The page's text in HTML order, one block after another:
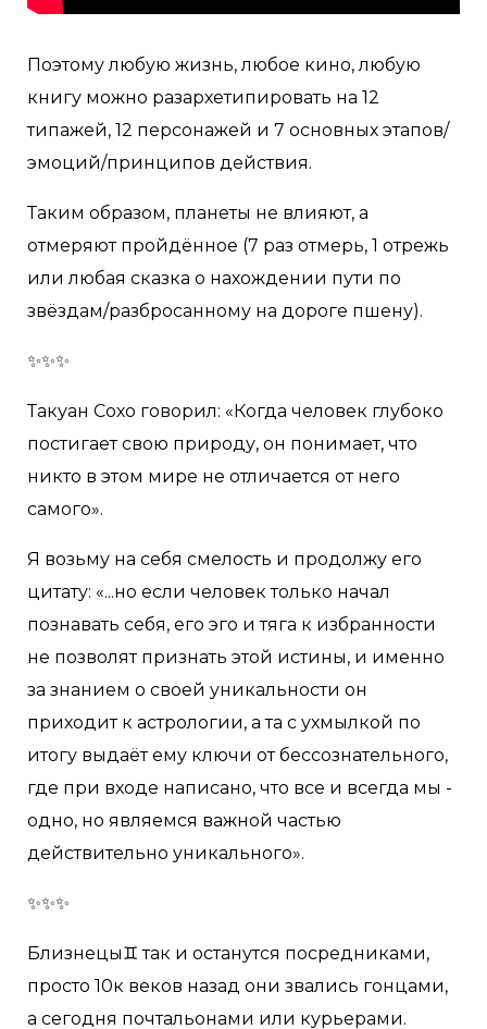
Поэтому любую жизнь, любое кино, любую
книгу можно разархетипировать на 12
типажей, 12 персонажей и 7 основных этапов/
эмоций/принципов действия.
Таким образом, планеты не влияют, а
отмеряют пройдённое (7 раз отмерь, 1 отрежь
или любая сказка о нахождении пути по
звёздам/разбросанному на дороге пшену).
✨✨✨
Такуан Сохо говорил: «Когда человек глубоко
постигает свою природу, он понимает, что
никто в этом мире не отличается от него
самого».
Я возьму на себя смелость и продолжу его
цитату: «...но если человек только начал
познавать себя, его эго и тяга к избранности
не позволят признать этой истины, и именно
за знанием о своей уникальности он
приходит к астрологии, а та с ухмылкой по
итогу выдаёт ему ключи от бессознательного,
где при входе написано, что все и всегда мы -
одно, но являемся важной частью
действительно уникального».
✨✨✨
Близнецы♊ так и останутся посредниками,
просто 10к веков назад они звались гонцами,
а сегодня почтальонами или курьерами.